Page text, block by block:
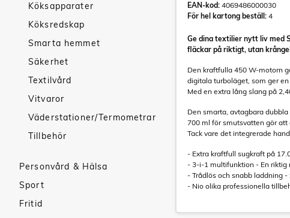
Köksapparater
Köksredskap
Smarta hemmet
Säkerhet
Textilvård
Vitvaror
Väderstationer/Termometrar
Tillbehör
Personvård & Hälsa
Sport
Fritid
EAN-kod: 4069486000030
För hel kartong beställ: 4
Ge dina textilier nytt liv med
fläckar på riktigt, utan
Den kraftfulla 450 W-motorn
digitala turboläget, som ger
Med en extra lång slang på
Den smarta, avtagbara
700 ml för smutsvatten gör
Tack vare det integrerade
- Extra kraftfull sugkraft på
- 3-i-1 multifunktion - En riktig
- Trådlös och snabb laddning
- Nio olika professionella